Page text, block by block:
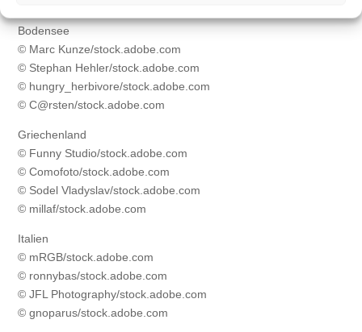
Bodensee
© Marc Kunze/stock.adobe.com
© Stephan Hehler/stock.adobe.com
© hungry_herbivore/stock.adobe.com
© C@rsten/stock.adobe.com
Griechenland
© Funny Studio/stock.adobe.com
© Comofoto/stock.adobe.com
© Sodel Vladyslav/stock.adobe.com
© millaf/stock.adobe.com
Italien
© mRGB/stock.adobe.com
© ronnybas/stock.adobe.com
© JFL Photography/stock.adobe.com
© gnoparus/stock.adobe.com